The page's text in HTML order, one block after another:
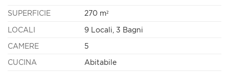
SUPERFICIE 270 m²
LOCALI 9 Locali, 3 Bagni
CAMERE 5
CUCINA Abitabile